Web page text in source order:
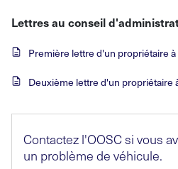
Lettres au conseil
Première lettre d'un propriétaire
Deuxième lettre d'un propriétaire
Contactez l'OOSC si vous
un problème de véhicule.